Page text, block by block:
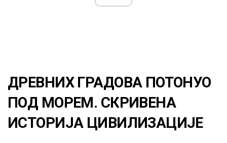
ДРЕВНИХ ГРАДОВА ПОТОНУО
ПОД МОРЕМ. СКРИВЕНА
ИСТОРИЈА ЦИВИЛИЗАЦИЈЕ